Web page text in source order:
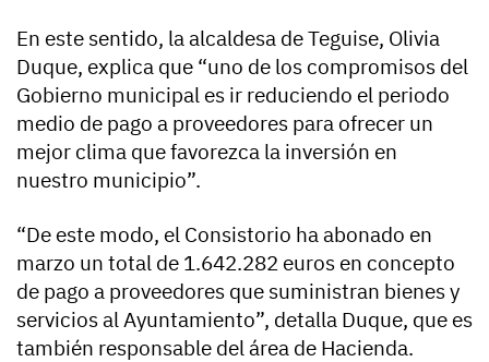
En este sentido, la alcaldesa de Teguise, Olivia
Duque, explica que “uno de los compromisos del
Gobierno municipal es ir reduciendo el periodo
medio de pago a proveedores para ofrecer un
mejor clima que favorezca la inversión en
nuestro municipio”.
“De este modo, el Consistorio ha abonado en
marzo un total de 1.642.282 euros en concepto
de pago a proveedores que suministran bienes y
servicios al Ayuntamiento”, detalla Duque, que es
también responsable del área de Hacienda.